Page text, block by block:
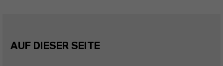
AUF DIESER SEITE